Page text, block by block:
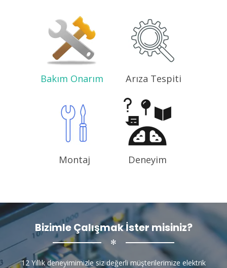
Bakım Onarım Arıza Tespiti
Montaj Deneyim
Bizimle Çalışmak İster misiniz?
✻
12 Yıllık deneyimimizle siz değerli müşterilerimize elektrik